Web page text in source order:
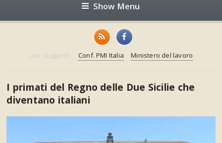
Show Menu
Link suggeriti: Conf. PMI Italia Ministero del lavoro
I primati del Regno delle Due Sicilie che
diventano italiani